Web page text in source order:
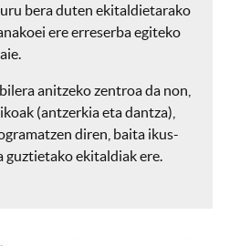
bera duten ekitaldietarako
ere erreserba egiteko
anitzeko zentroa da non,
(antzerkia eta dantza),
diren, baita ikus-
guztietako ekitaldiak ere.